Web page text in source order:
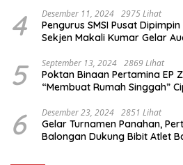
4 Desember 11, 2024 2975 Lihat
Pengurus SMSI Pusat
Sekjen Makali Kumar Gelar
5 September 13, 2024 2869 Lihat
Poktan Binaan Pertamina EP
“Membuat Rumah Singgah”
6 Desember 23, 2024 2851 Lihat
Gelar Turnamen Panahan,
Balongan Dukung Bibit Atlet